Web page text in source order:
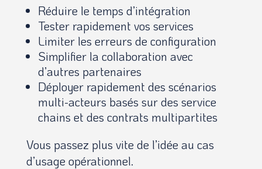
Réduire le temps d’intégration
Tester rapidement vos services
Limiter les erreurs de configuration
Simplifier la collaboration avec
d’autres partenaires
Déployer rapidement des scénarios
multi-acteurs basés sur des service
chains et des contrats multipartites
Vous passez plus vite de l’idée au cas
d’usage opérationnel.